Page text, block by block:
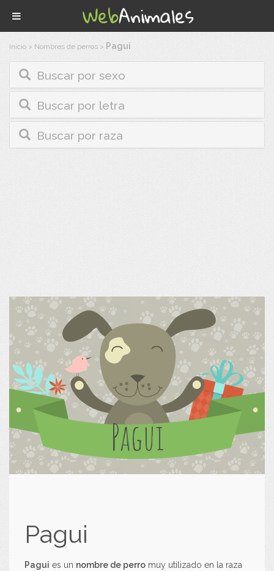
Inicio > Nombres de perros > Pagui
Buscar por sexo
Buscar por letra
Buscar por raza
Pagui
Pagui
Pagui es un nombre de perro muy utilizado en la raza